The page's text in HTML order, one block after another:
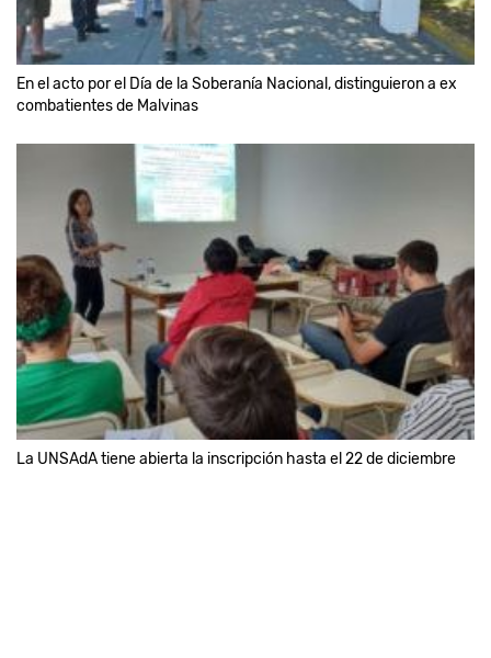
En el acto por el Día de la Soberanía Nacional, distinguieron a ex
combatientes de Malvinas
La UNSAdA tiene abierta la inscripción hasta el 22 de diciembre